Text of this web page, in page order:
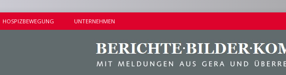
HOSPIZBEWEGUNG UNTERNEHMEN